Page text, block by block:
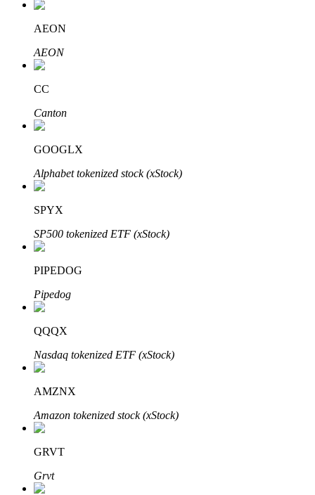
Aprender Staking
Obtenga más información sobre cómo obtener ingresos pasivos
Bitrue
Bitrue Partners
AEON
AEON
CC
Canton
GOOGLX
Alphabet tokenized stock (xStock)
SPYX
SP500 tokenized ETF (xStock)
PIPEDOG
Pipedog
QQQX
Nasdaq tokenized ETF (xStock)
AMZNX
Amazon tokenized stock (xStock)
GRVT
Grvt